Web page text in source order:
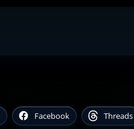
Facebook Threads